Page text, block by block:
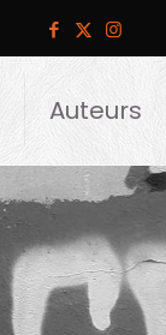
Auteurs